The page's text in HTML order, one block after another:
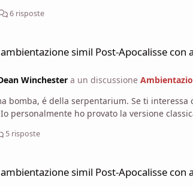
6 risposte
simil Post-Apocalisse con
Winchestera un discussione
community molto attiva del gioco. Sbircia su facebook. Non so se abbiamo fatto dei quick
personalmente ho provato la versione
5 risposte
simil Post-Apocalisse con